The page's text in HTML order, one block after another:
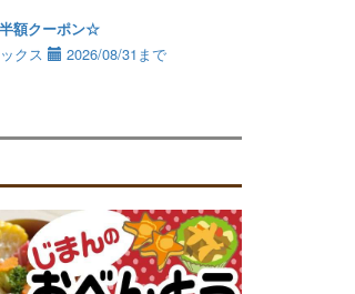
額クーポン☆
クス 2026/08/31まで